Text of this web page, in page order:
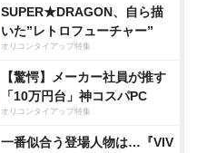
SUPER★DRAGON、自ら描
いた”レトロフューチャー”
オリコンタイアップ特集
【驚愕】メーカー社員が推す
「10万円台」神コスパPC
オリコンタイアップ特集
一番似合う登場人物は…『VIV